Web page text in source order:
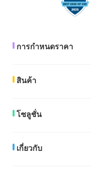
การกำหนดราคา
สินค้า
โซลูชั่น
เกี่ยวกับ